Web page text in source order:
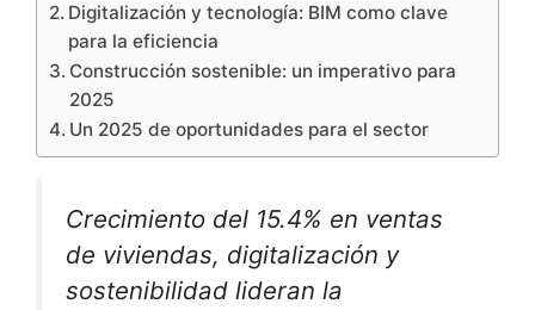
Digitalización y tecnología: BIM como clave
para la eficiencia
Construcción sostenible: un imperativo para
2025
Un 2025 de oportunidades para el sector
Crecimiento del 15.4% en ventas
de viviendas, digitalización y
sostenibilidad lideran la